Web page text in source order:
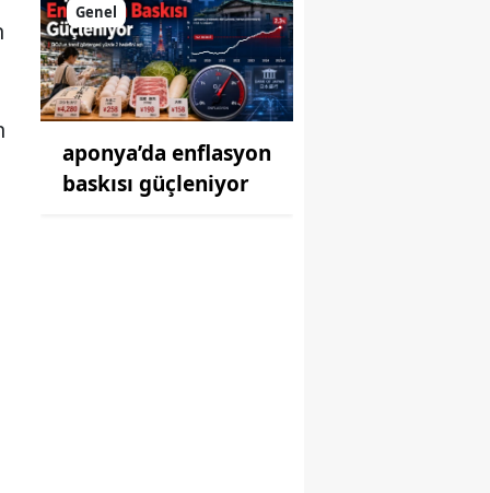
Genel
aponya’da enflasyon
baskısı güçleniyor